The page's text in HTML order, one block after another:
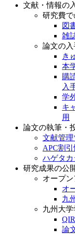
文献・情報の
研究費で
図
雑
論文の入
き
本
購
入
学
キ
用
論文の執筆・
文献管
APC割引
ハゲタカ
研究成果の公
オープ
オ
九
九州大学
論